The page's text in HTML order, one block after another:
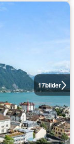
17bilder